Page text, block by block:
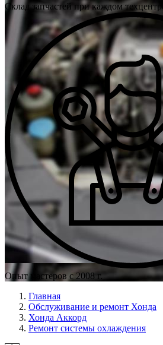
Склад запчастей при каждом техцентре
Опыт мастеров с 2008 г.
Главная
Обслуживание и ремонт Хонда
Хонда Аккорд
Ремонт системы охлаждения